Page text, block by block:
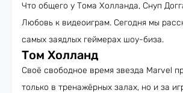
Что общего у Тома Холланда, Снуп
Любовь к видеоиграм. Сегодня мы
самых заядлых геймерах шоу-биза.
Том Холланд
Своё свободное время звезда Marvel
только в тренажёрных залах, но и за